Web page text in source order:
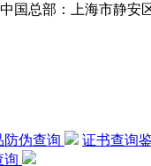
国总部：上海市静安
防伪查询 证书查询
询